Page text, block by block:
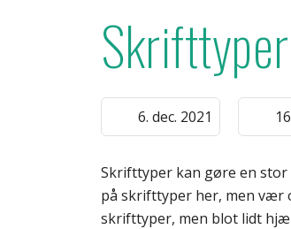
6. dec. 2021
Skrifttyper kan gøre en
på skrifttyper her, men vær
skrifttyper, men blot lidt